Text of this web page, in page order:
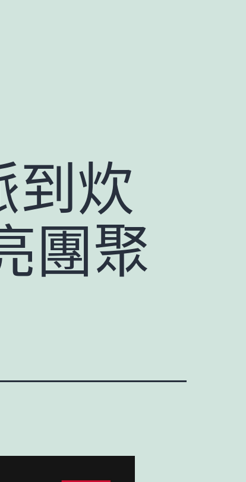
到炊
團聚